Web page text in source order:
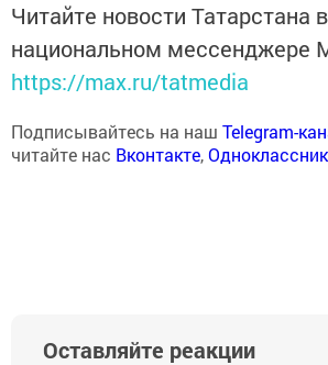
Читайте новости Татарстана в
национальном мессенджере
https://max.ru/tatmedia
Подписывайтесь на наш Telegram-
читайте нас Вконтакте,
Оставляйте реакции